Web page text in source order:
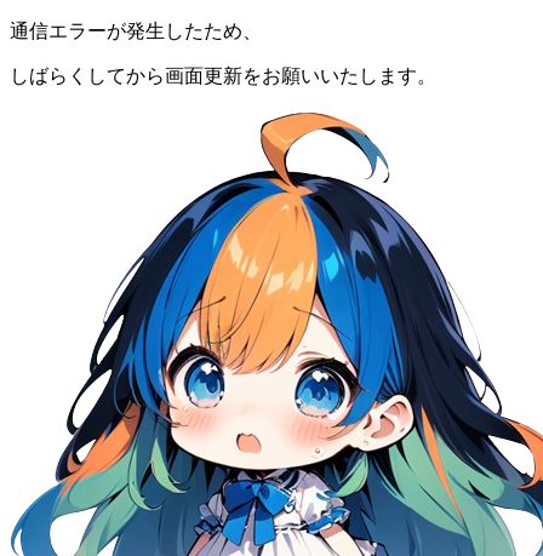
通信エラーが発生したため、
しばらくしてから画面更新をお願いいたします。